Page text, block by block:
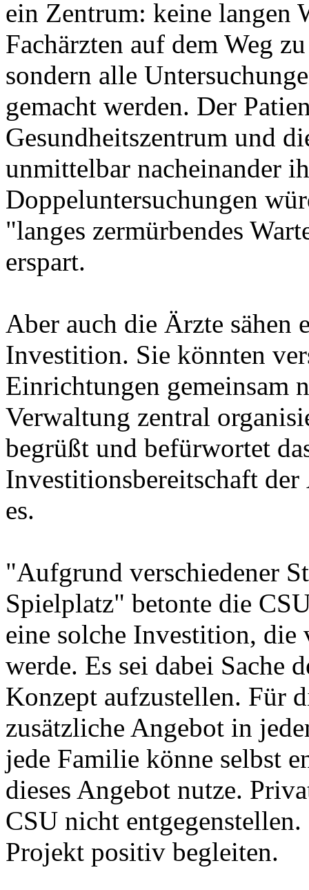
ein Zentrum: keine langen
Fachärzten auf dem Weg
sondern alle
gemacht werden. Der
Gesundheitszentrum und
unmittelbar nacheinander
Doppeluntersuchungen
"langes zermürbendes
erspart.
Aber auch die Ärzte sähen
Investition. Sie könnten
Einrichtungen gemeinsam
Verwaltung zentral
begrüßt und befürwortet
Investitionsbereitschaft
es.
"Aufgrund verschiedener
Spielplatz" betonte die
eine solche Investition,
werde. Es sei dabei Sache
Konzept aufzustellen. Für
zusätzliche Angebot in
jede Familie könne selbst
dieses Angebot nutze.
CSU nicht
Projekt positiv begleiten.